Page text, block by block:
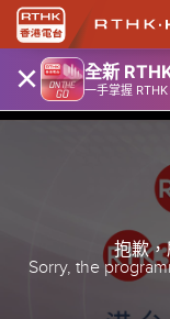
× 全新
一手掌握
抱歉
Sorry, the